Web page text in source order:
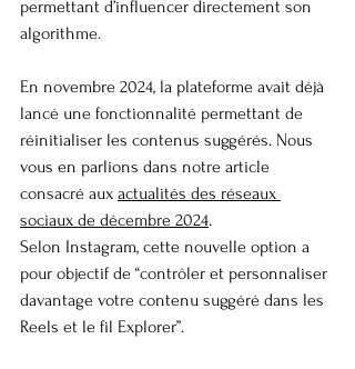
permettant d’influencer directement son
algorithme.
En novembre 2024, la plateforme avait déjà
lancé une fonctionnalité permettant de
réinitialiser les contenus suggérés. Nous
vous en parlions dans notre article
consacré aux actualités des réseaux
sociaux de décembre 2024.
Selon Instagram, cette nouvelle option a
pour objectif de “contrôler et personnaliser
davantage votre contenu suggéré dans les
Reels et le fil Explorer”.